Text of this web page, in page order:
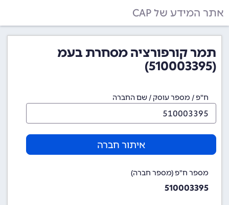
אתר המידע של CAP
תמר קורפורציה מסחרת בעמ
(510003395)
ח"פ / מספר עוסק / שם החברה
איתור חברה
מספר ח"פ (מספר חברה)
510003395